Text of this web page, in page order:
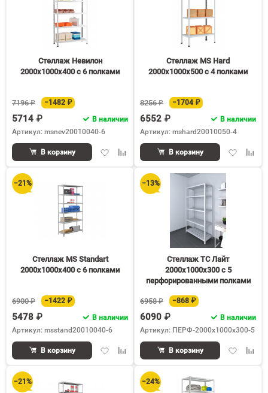
Стеллаж Невилон
2000х1000х400 c 6 полками
7196 ₽ −1482 ₽
5714 ₽
В наличии
Артикул: msnev20010040-6
ДобавитьДобавить
сравнению
В корзину
Стеллаж MS Hard
2000х1000х500 c 4 полками
8256 ₽ −1704 ₽
6552 ₽
В наличии
Артикул: mshard20010050-4
Добавить
избранное
В корзину
−21%
Стеллаж MS Standart
2000х1000х400 c 6 полками
6900 ₽ −1422 ₽
5478 ₽
В наличии
Артикул: msstand20010040-6
ДобавитьДобавить
сравнению
В корзину
−13%
Стеллаж ТС Лайт
2000х1000х300 с 5
перфорированными полками
6958 ₽ −868 ₽
6090 ₽
В наличии
Артикул: ПЕРФ-2000x1000x300-5
Добавить
В корзину
−21% −24%